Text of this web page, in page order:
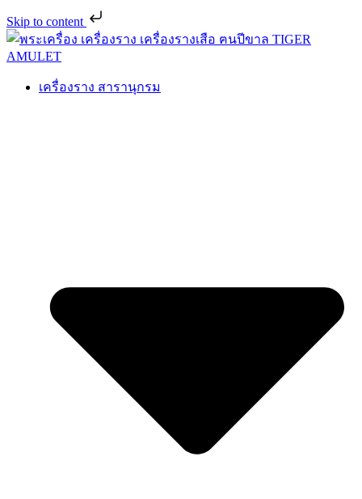
Skip to content
เครื่องราง สารานุกรม